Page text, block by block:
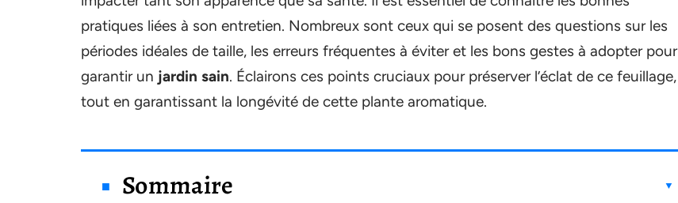
pratiques liées à son entretien. Nombreux sont ceux qui se posent des questions sur les
périodes idéales de taille, les erreurs fréquentes à éviter et les bons gestes à adopter pour
garantir un jardin sain. Éclairons ces points cruciaux pour préserver l’éclat de ce feuillage,
tout en garantissant la longévité de cette plante aromatique.
Sommaire